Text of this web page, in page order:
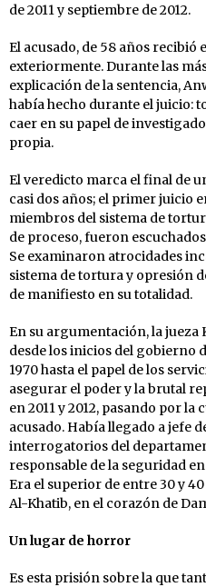
de 2011 y septiembre de 2012.
El acusado, de 58 años
exteriormente. Durante las
explicación de la sentencia,
había hecho durante el juicio:
caer en su papel de
propia.
El veredicto marca el final de
casi dos años; el primer juicio
miembros del sistema de
de proceso, fueron
Se examinaron atrocidades
sistema de tortura y opresión
de manifiesto en su totalidad.
En su argumentación, la
desde los inicios del gobierno
1970 hasta el papel de los
asegurar el poder y la brutal
en 2011 y 2012, pasando por
acusado. Había llegado a jefe
interrogatorios del
responsable de la seguridad
Era el superior de entre 30 y
Al-Khatib, en el corazón de
Un lugar de horror
Es esta prisión sobre la que